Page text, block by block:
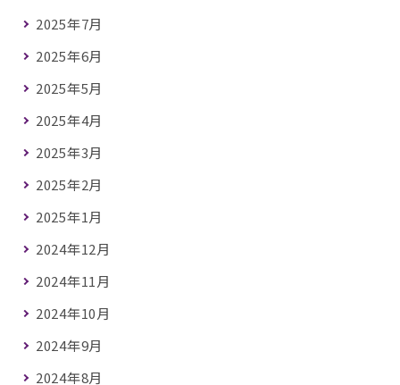
2025年7月
2025年6月
2025年5月
2025年4月
2025年3月
2025年2月
2025年1月
2024年12月
2024年11月
2024年10月
2024年9月
2024年8月